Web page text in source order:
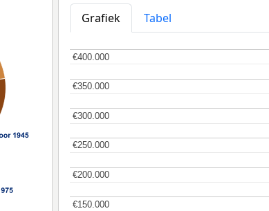
Grafiek
Tabel
€150.000
€150.000
€200.000
€200.000
€250.000
€250.000
€300.000
€300.000
€350.000
€350.000
€400.000
€400.000